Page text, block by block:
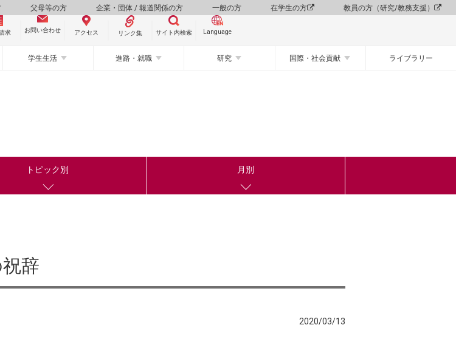
父母等の方 企業・団体 / 報道関係の方 一般の方 在学生の方 教員の方（研究/教務支援）
求 お問い合わせ アクセス リンク集 サイト内検索 Language
学生生活 進路・就職 研究 国際・社会貢献 ライブラリー
トピック別 月別
辞
2020/03/13